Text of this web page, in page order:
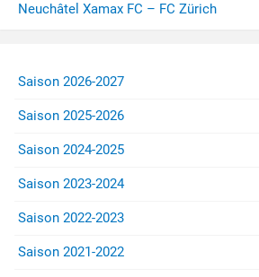
Neuchâtel Xamax FC – FC Zürich
Saison 2026-2027
Saison 2025-2026
Saison 2024-2025
Saison 2023-2024
Saison 2022-2023
Saison 2021-2022